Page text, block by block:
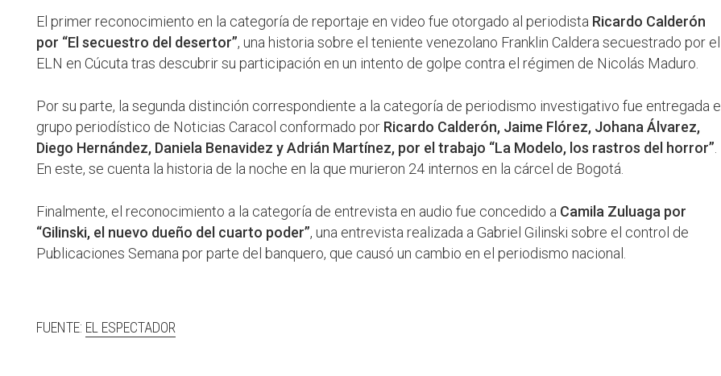
El primer reconocimiento en la categoría de reportaje en video fue otorgado al periodista Ricardo Calderón
por “El secuestro del desertor”, una historia sobre el teniente venezolano Franklin Caldera secuestrado por el
ELN en Cúcuta tras descubrir su participación en un intento de golpe contra el régimen de Nicolás Maduro.
Por su parte, la segunda distinción correspondiente a la categoría de periodismo investigativo fue entregada el
grupo periodístico de Noticias Caracol conformado por Ricardo Calderón, Jaime Flórez, Johana Álvarez,
Diego Hernández, Daniela Benavidez y Adrián Martínez, por el trabajo “La Modelo, los rastros del horror”
En este, se cuenta la historia de la noche en la que murieron 24 internos en la cárcel de Bogotá.
Finalmente, el reconocimiento a la categoría de entrevista en audio fue concedido a Camila Zuluaga por
“Gilinski, el nuevo dueño del cuarto poder”, una entrevista realizada a Gabriel Gilinski sobre el control de
Publicaciones Semana por parte del banquero, que causó un cambio en el periodismo nacional.
FUENTE: EL ESPECTADOR